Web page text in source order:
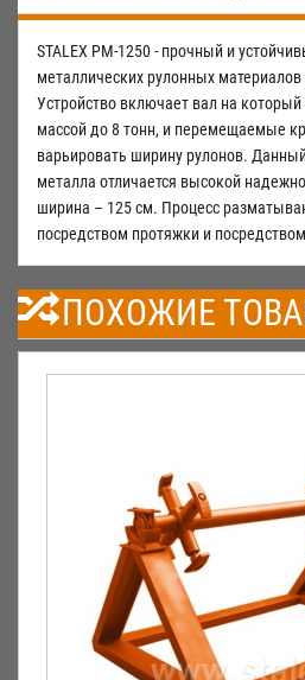
STALEX РМ-1250 - прочный и
металлических рулонных материалов
Устройство включает вал на
массой до 8 тонн, и перемещаемые
варьировать ширину рулонов.
металла отличается высокой
ширина – 125 см. Процесс
посредством протяжки и
ПОХОЖИЕ